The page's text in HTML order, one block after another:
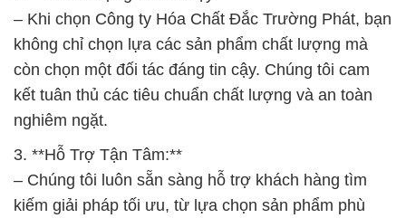
hợp đến tối ưu hóa quy trình sử dụng. Đặt niềm tin
vào chúng tôi để đảm bảo nhận được sự phục vụ và
hỗ trợ tốt nhất trong lĩnh vực hóa chất.
4. **Kinh Nghiệm và Uy Tín:**
– Với nhiều năm kinh nghiệm và uy tín, Công ty Đắc
Trường Phát tự hào là đơn vị hàng đầu trong lĩnh
vực kinh doanh và cung ứng hóa chất công nghiệp
tại thị trường Việt Nam.